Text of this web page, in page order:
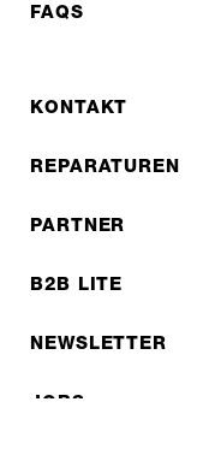
FAQS
KONTAKT
REPARATUREN
PARTNER
B2B LITE
NEWSLETTER
JOBS